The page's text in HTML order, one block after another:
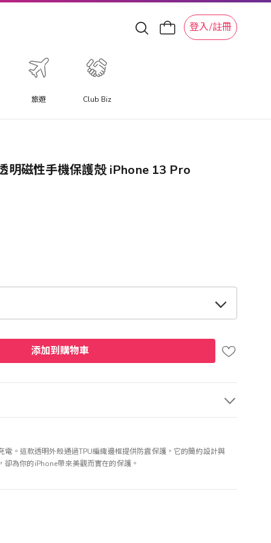
登入/註冊
旅遊 Club Biz
磁性手機保護殻 iPhone 13 Pro
添加到購物車
。這款透明外殼通過TPU編織邊框提供防震保護，它的簡約設計與
為你的iPhone帶來美觀而實在的保護。